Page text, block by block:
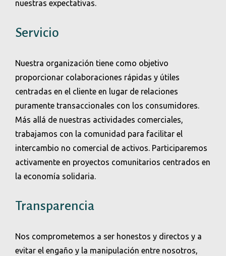
nuestras expectativas.
Servicio
Nuestra organización tiene como objetivo
proporcionar colaboraciones rápidas y útiles
centradas en el cliente en lugar de relaciones
puramente transaccionales con los consumidores.
Más allá de nuestras actividades comerciales,
trabajamos con la comunidad para facilitar el
intercambio no comercial de activos. Participaremos
activamente en proyectos comunitarios centrados en
la economía solidaria.
Transparencia
Nos comprometemos a ser honestos y directos y a
evitar el engaño y la manipulación entre nosotros,